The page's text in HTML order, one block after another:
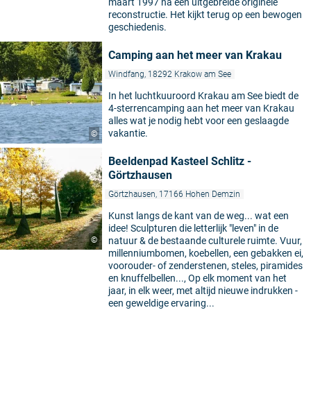
maart 1997 na een uitgebreide originele
reconstructie. Het kijkt terug op een bewogen
geschiedenis.
©
Camping aan het meer van Krakau
Windfang, 18292 Krakow am See
In het luchtkuuroord Krakau am See biedt de
4-sterrencamping aan het meer van Krakau
alles wat je nodig hebt voor een geslaagde
vakantie.
©
Beeldenpad Kasteel Schlitz -
Görtzhausen
Görtzhausen, 17166 Hohen Demzin
Kunst langs de kant van de weg... wat een
idee! Sculpturen die letterlijk "leven" in de
natuur & de bestaande culturele ruimte. Vuur,
millenniumbomen, koebellen, een gebakken ei,
voorouder- of zenderstenen, steles, piramides
en knuffelbellen..., Op elk moment van het
jaar, in elk weer, met altijd nieuwe indrukken -
een geweldige ervaring...